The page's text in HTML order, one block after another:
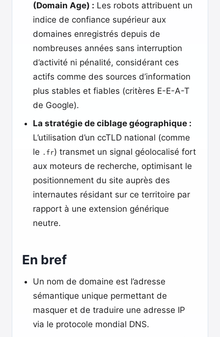
(Domain Age) : Les robots attribuent un
indice de confiance supérieur aux
domaines enregistrés depuis de
nombreuses années sans interruption
d’activité ni pénalité, considérant ces
actifs comme des sources d’information
plus stables et fiables (critères E-E-A-T
de Google).
La stratégie de ciblage géographique :
L’utilisation d’un ccTLD national (comme
le .fr) transmet un signal géolocalisé fort
aux moteurs de recherche, optimisant le
positionnement du site auprès des
internautes résidant sur ce territoire par
rapport à une extension générique
neutre.
En bref
Un nom de domaine est l’adresse
sémantique unique permettant de
masquer et de traduire une adresse IP
via le protocole mondial DNS.